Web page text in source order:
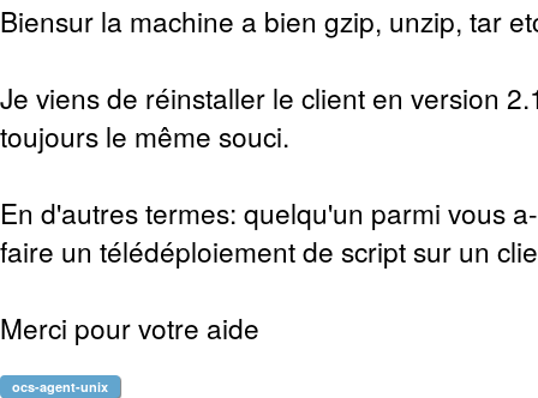
Biensur la machine a bien gzip, unzip, tar
Je viens de réinstaller le client en version
toujours le même souci.
En d'autres termes: quelqu'un parmi vous
faire un télédéploiement de script sur un
Merci pour votre aide
ocs-agent-unix